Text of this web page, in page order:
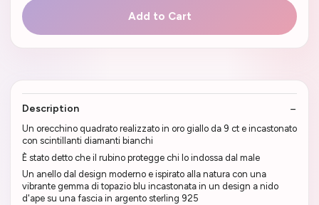
Add to Cart
Description
Un orecchino quadrato realizzato in oro giallo da 9 ct e incastonato
con scintillanti diamanti bianchi
È stato detto che il rubino protegge chi lo indossa dal male
Un anello dal design moderno e ispirato alla natura con una
vibrante gemma di topazio blu incastonata in un design a nido
d'ape su una fascia in argento sterling 925